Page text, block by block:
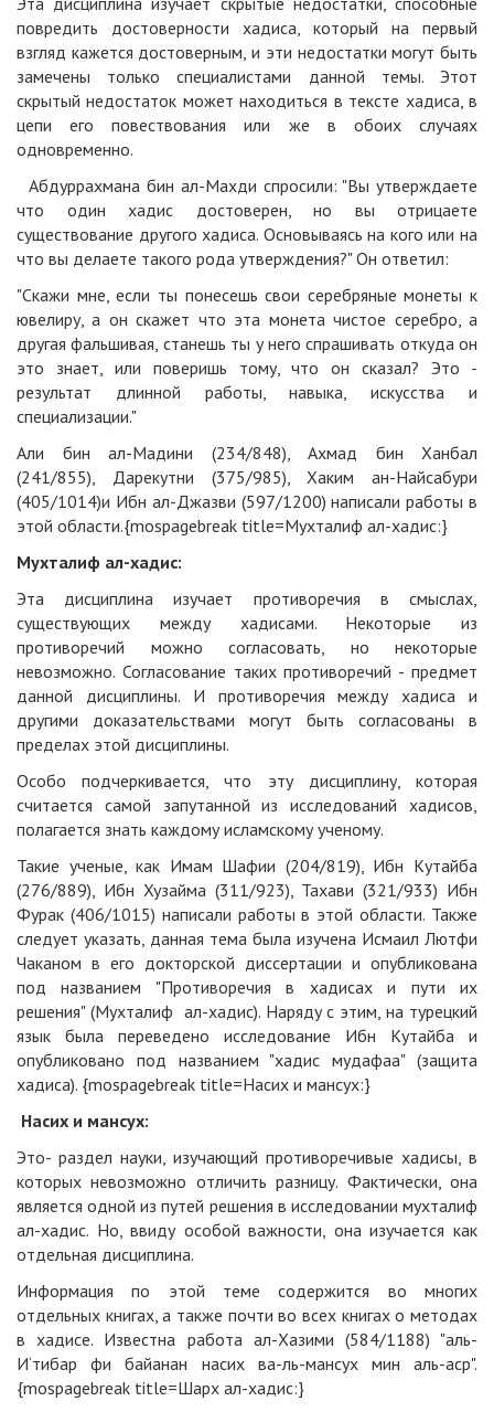
повредить достоверности хадиса, который на первый
взгляд кажется достоверным, и эти недостатки могут быть
замечены только специалистами данной темы. Этот
скрытый недостаток может находиться в тексте хадиса, в
цепи его повествования или же в обоих случаях
одновременно.
Абдуррахмана бин ал-Махди спросили: "Вы утверждаете
что один хадис достоверен, но вы отрицаете
существование другого хадиса. Основываясь на кого или на
что вы делаете такого рода утверждения?" Он ответил:
"Скажи мне, если ты понесешь свои серебряные монеты к
ювелиру, а он скажет что эта монета чистое серебро, а
другая фальшивая, станешь ты у него спрашивать откуда он
это знает, или поверишь тому, что он сказал? Это -
результат длинной работы, навыка, искусства и
специализации."
Али бин ал-Мадини (234/848), Ахмад бин Ханбал
(241/855), Дарекутни (375/985), Хаким ан-Найсабури
(405/1014)и Ибн ал-Джазви (597/1200) написали работы в
этой области.{mospagebreak title=Мухталиф ал-хадис:}
Мухталиф ал-хадис:
Эта дисциплина изучает противоречия в смыслах,
существующих между хадисами. Некоторые из
противоречий можно согласовать, но некоторые
невoзможно. Согласование таких противоречий - предмет
данной дисциплины. И противоречия между хадиса и
другими доказательствами могут быть согласованы в
пределах этой дисциплины.
Особо подчеркивается, что эту дисциплину, которая
считается самой запутанной из исследований хадисов,
полагается знать каждому исламскому ученому.
Такие ученые, как Имам Шафии (204/819), Ибн Кутайба
(276/889), Ибн Хузайма (311/923), Тахави (321/933) Ибн
Фурак (406/1015) написали работы в этой области. Также
следует указать, данная тема была изучена Исмаил Лютфи
Чаканом в его докторской диссертации и опубликована
под названием "Противоречия в хадисах и пути их
решения" (Мухталиф ал-хадис). Наряду с этим, на турецкий
язык была переведено исследование Ибн Кутайба и
опубликовано под названием "хадис мудафаa" (защита
хадиса). {mospagebreak title=Насих и мансух:}
Насих и мансух:
Это- раздел науки, изучающий противоречивые хадисы, в
которых невозможно отличить разницу. Фактически, она
является одной из путей решения в исследовании мухталиф
ал-хадис. Но, ввиду особой важности, она изучается как
отдельная дисциплина.
Информация по этой теме содержится во многих
отдельных книгах, а также почти во всех книгах о методах
в хадисе. Известна работа ал-Хазими (584/1188) "аль-
И‘тибар фи байанан насих ва-ль-мансух мин аль-аср".
{mospagebreak title=Шарх ал-хадис:}